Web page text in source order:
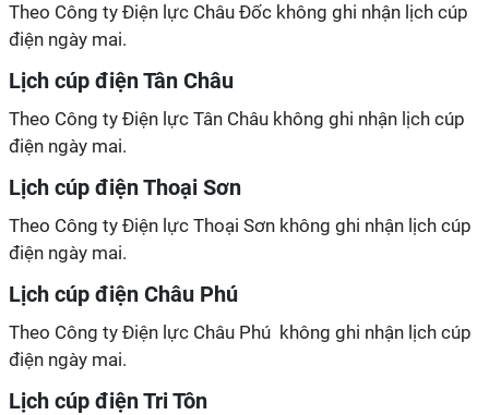
Theo Công ty Điện lực Châu Đốc không ghi nhận lịch cúp
điện ngày mai.
Lịch cúp điện Tân Châu
Theo Công ty Điện lực Tân Châu không ghi nhận lịch cúp
điện ngày mai.
Lịch cúp điện Thoại Sơn
Theo Công ty Điện lực Thoại Sơn không ghi nhận lịch cúp
điện ngày mai.
Lịch cúp điện Châu Phú
Theo Công ty Điện lực Châu Phú không ghi nhận lịch cúp
điện ngày mai.
Lịch cúp điện Tri Tôn